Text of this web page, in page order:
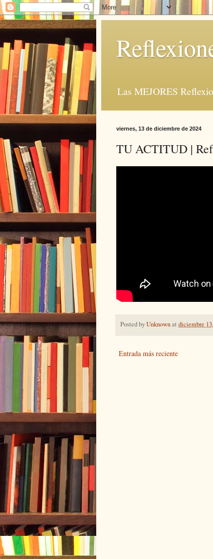
Las MEJORES
viernes, 13 de diciembre de 2024
TU ACTITUD |
Posted byUnknownat diciembre
Entrada más reciente